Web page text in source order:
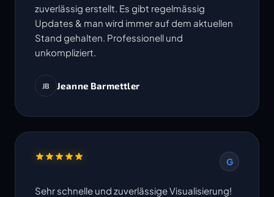
zuverlässig erstellt. Es gibt regelmässig
Updates & man wird immer auf dem aktuellen
Stand gehalten. Professionell und
unkompliziert.
JB Jeanne Barmettler
G
Sehr schnelle und zuverlässige Visualisierung!